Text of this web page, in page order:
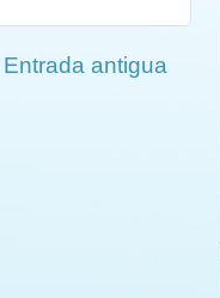
Entrada antigua